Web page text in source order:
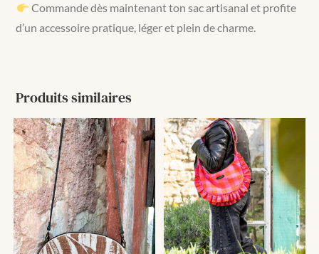
Commande dès maintenant ton sac artisanal et profite
d’un accessoire pratique, léger et plein de charme.
Produits similaires